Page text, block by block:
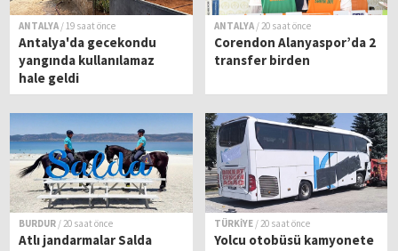
ANTALYA / 19 saat önce
Antalya'da gecekondu
yangında kullanılamaz
hale geldi
ANTALYA / 20 saat önce
Corendon Alanyaspor’da 2
transfer birden
BURDUR / 20 saat önce
Atlı jandarmalar Salda
TÜRKİYE / 20 saat önce
Yolcu otobüsü kamyonete